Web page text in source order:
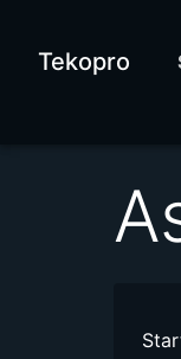
Tekopro